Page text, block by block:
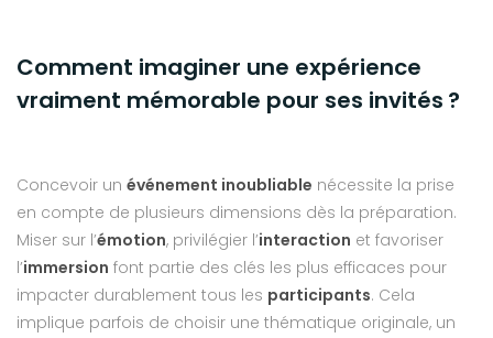
Comment imaginer une expérience
vraiment mémorable pour ses invités ?
Concevoir un événement inoubliable nécessite la prise
en compte de plusieurs dimensions dès la préparation.
Miser sur l’émotion, privilégier l’interaction et favoriser
l’immersion font partie des clés les plus efficaces pour
impacter durablement tous les participants. Cela
implique parfois de choisir une thématique originale, un